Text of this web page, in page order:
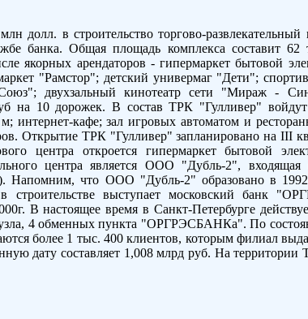
в строительство торгово-развлекательный
банка. Общая площадь комплекса составит
якорных арендаторов - гипермаркет бытовой
"Рамстор"; детский универмаг "Дети";
двухзальный кинотеатр сети "Мираж -
на 10 дорожек. В состав ТРК "Гулливер"
кафе; зал игровых автоматом и
Открытие ТРК "Гулливер" запланировано на III
центра откроется гипермаркет бытовой
центра является ООО "Дубль-2",
Напомним, что ООО "Дубль-2" образовано в
строительстве выступает московский банк
В настоящее время в Санкт-Петербурге
узла, 4 обменных пункта "ОРГРЭСБАНКа". По
более 1 тыс. 400 клиентов, которым филиал
дату составляет 1,008 млрд руб. На территории